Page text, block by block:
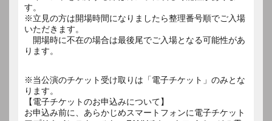
す。
※立見の方は開場時間になりましたら整理番号順でご入場
いただきます。
開場時に不在の場合は最後尾でご入場となる可能性があ
ります。
※当公演のチケット受け取りは「電子チケット」のみとな
ります。
【電子チケットのお申込みについて】
お申込み前に、あらかじめスマートフォンに電子チケット